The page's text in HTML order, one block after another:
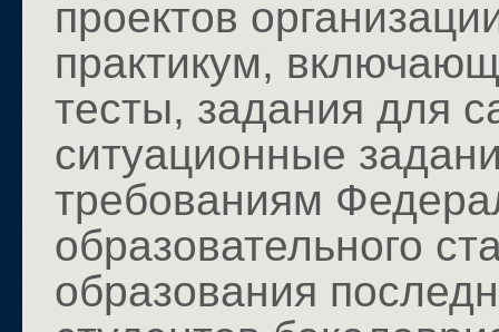
проектов
практикум,
тесты, задания для
ситуационные
требованиям
образовательного
образования